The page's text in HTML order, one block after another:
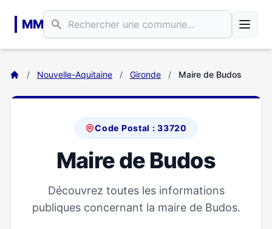
MM
/ Nouvelle-Aquitaine / Gironde / Maire de Budos
Code Postal : 33720
Maire de Budos
Découvrez toutes les informations
publiques concernant la maire de Budos.